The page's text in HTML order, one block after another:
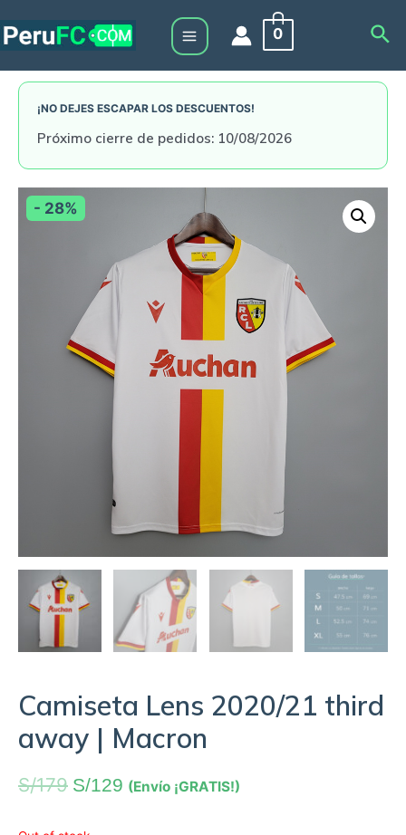
to
Main
Menu
0
¡NO DEJES ESCAPAR LOS DESCUENTOS!
Próximo cierre de pedidos: 10/08/2026
- 28%
Camiseta Lens 2020/21 third
away | Macron
S/179 S/129 (Envío ¡GRATIS!)